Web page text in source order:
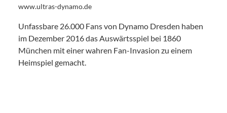
www.ultras-dynamo.de
Unfassbare 26.000 Fans von Dynamo Dresden haben
im Dezember 2016 das Auswärtsspiel bei 1860
München mit einer wahren Fan-Invasion zu einem
Heimspiel gemacht.